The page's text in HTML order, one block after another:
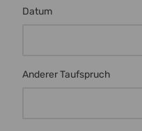
Datum
Anderer Taufspruch